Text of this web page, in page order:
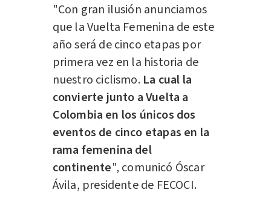
"Con gran ilusión anunciamos
que la Vuelta Femenina de este
año será de cinco etapas por
primera vez en la historia de
nuestro ciclismo. La cual la
convierte junto a Vuelta a
Colombia en los únicos dos
eventos de cinco etapas en la
rama femenina del
continente", comunicó Óscar
Ávila, presidente de FECOCI.